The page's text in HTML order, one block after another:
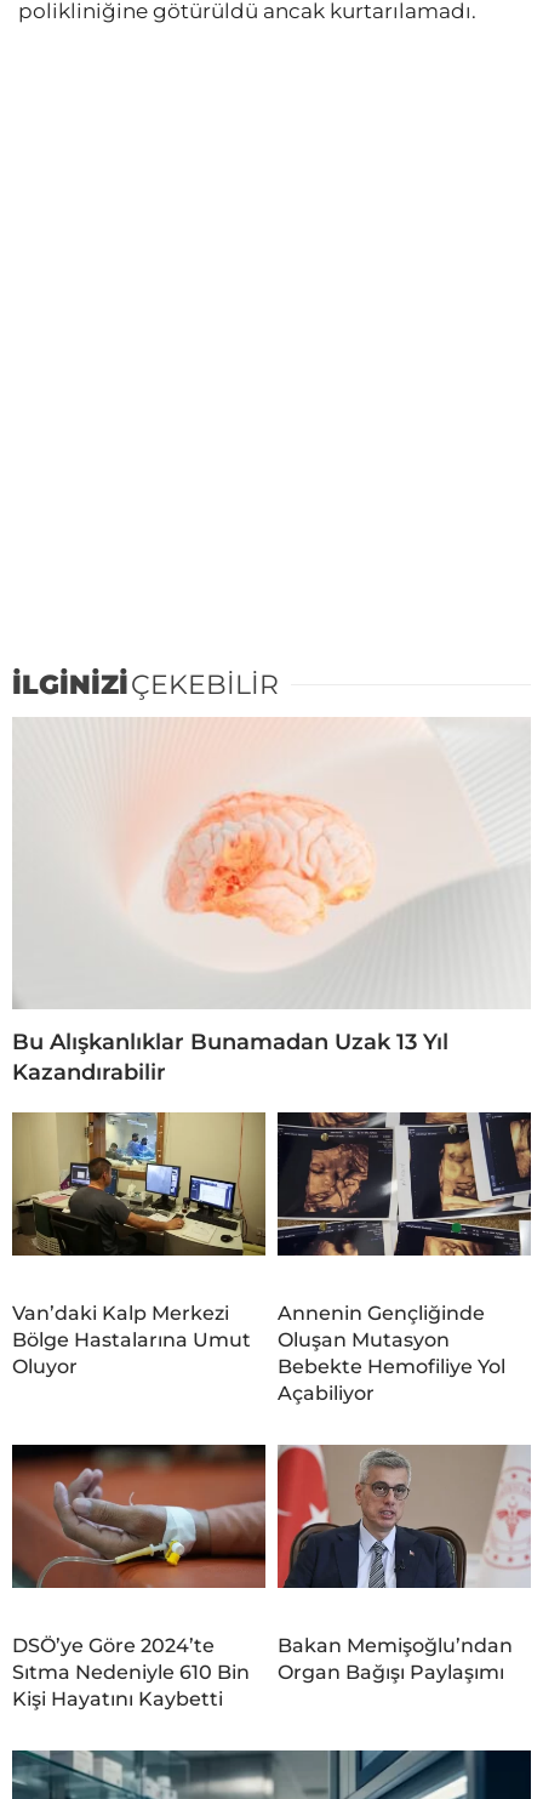
polikliniğine götürüldü ancak kurtarılamadı.
İLGİNİZİÇEKEBİLİR
Bu Alışkanlıklar Bunamadan Uzak 13 Yıl
Kazandırabilir
Van’daki Kalp Merkezi
Bölge Hastalarına Umut
Oluyor
Annenin Gençliğinde
Oluşan Mutasyon
Bebekte Hemofiliye Yol
Açabiliyor
DSÖ’ye Göre 2024’te
Sıtma Nedeniyle 610 Bin
Kişi Hayatını Kaybetti
Bakan Memişoğlu’ndan
Organ Bağışı Paylaşımı